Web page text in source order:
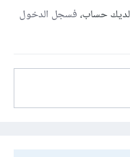
لديك حساب،فسجل الدخول